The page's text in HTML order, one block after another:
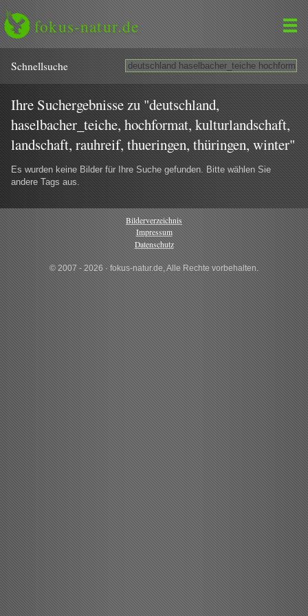
fokus-natur.de
Schnell­suche
Ihre Suchergebnisse zu "deutschland,
haselbacher_teiche, hochformat, kulturlandschaft,
landschaft, rauhreif, thueringen, thüringen, winter"
Es wurden keine Bilder für Ihre Suche gefunden. Bitte wählen Sie
andere Tags aus.
Bilderverzeichnis
Impressum
Datenschutz
© 2007 - 2026 · fokus-natur.de, Alle Rechte vorbehalten.